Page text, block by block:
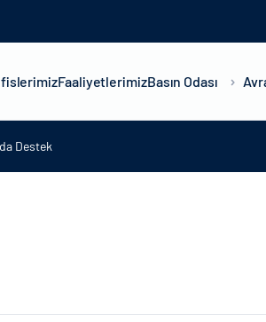
FaaliyetlerimizBasın Odası
Destek